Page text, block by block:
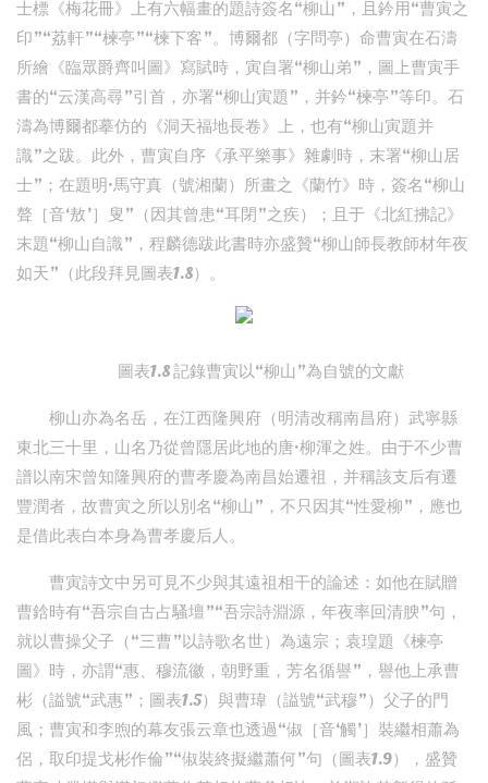
士標《梅花冊》上有六幅畫的題詩簽名“柳山”，且鈐用“曹寅之
印”“荔軒”“楝亭”“楝下客”。博爾都（字問亭）命曹寅在石濤
所繪《臨眾爵齊叫圖》寫賦時，寅自署“柳山弟”，圖上曹寅手
書的“云漢高尋”引首，亦署“柳山寅題”，并鈐“楝亭”等印。石
濤為博爾都摹仿的《洞天福地長卷》上，也有“柳山寅題并
識”之跋。此外，曹寅自序《承平樂事》雜劇時，末署“柳山居
士”；在題明·馬守真（號湘蘭）所畫之《蘭竹》時，簽名“柳山
聱［音‘敖’］叟”（因其曾患“耳閉”之疾）；且于《北紅拂記》
末題“柳山自識”，程麟德跋此書時亦盛贊“柳山師長教師材年夜
如天”（此段拜見圖表1.8）。
圖表1.8 記錄曹寅以“柳山”為自號的文獻
柳山亦為名岳，在江西隆興府（明清改稱南昌府）武寧縣
東北三十里，山名乃從曾隱居此地的唐·柳渾之姓。由于不少曹
譜以南宋曾知隆興府的曹孝慶為南昌始遷祖，并稱該支后有遷
豐潤者，故曹寅之所以別名“柳山”，不只因其“性愛柳”，應也
是借此表白本身為曹孝慶后人。
曹寅詩文中另可見不少與其遠祖相干的論述：如他在賦贈
曹鋡時有“吾宗自古占騷壇”“吾宗詩淵源，年夜率回清腴”句，
就以曹操父子（“三曹”以詩歌名世）為遠宗；袁瑝題《楝亭
圖》時，亦謂“惠、穆流徽，朝野重，芳名循譽”，譽他上承曹
彬（謚號“武惠”；圖表1.5）與曹瑋（謚號“武穆”）父子的門
風；曹寅和李煦的幕友張云章也透過“俶［音‘觸’］裝繼相蕭為
侶，取印提戈彬作倫”“俶裝終擬繼蕭何”句（圖表1.9），盛贊